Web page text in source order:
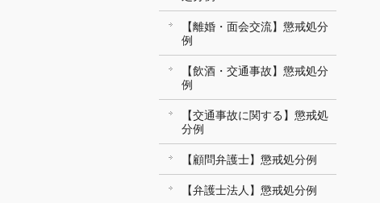
【離婚・面会交流】懲戒処分
例
【飲酒・交通事故】懲戒処分
例
【交通事故に関する】懲戒処
分例
【顧問弁護士】懲戒処分例
【弁護士法人】懲戒処分例